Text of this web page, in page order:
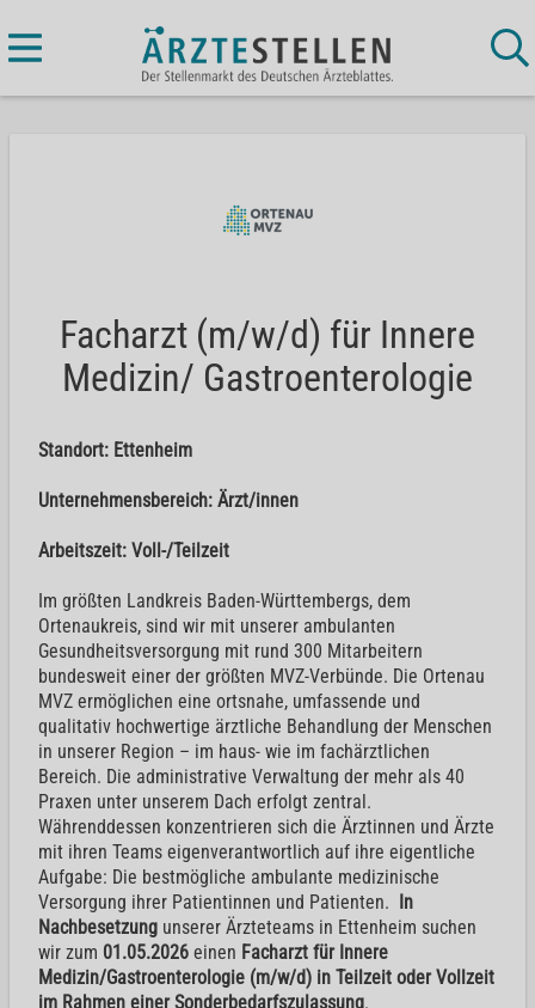
Facharzt (m/w/d) für Innere
Medizin/ Gastroenterologie
Standort: Ettenheim
Unternehmensbereich: Ärzt/innen
Arbeitszeit: Voll-/Teilzeit
Im größten Landkreis Baden-Württembergs, dem
Ortenaukreis, sind wir mit unserer ambulanten
Gesundheitsversorgung mit rund 300 Mitarbeitern
bundesweit einer der größten MVZ-Verbünde. Die Ortenau
MVZ ermöglichen eine ortsnahe, umfassende und
qualitativ hochwertige ärztliche Behandlung der Menschen
in unserer Region – im haus- wie im fachärztlichen
Bereich. Die administrative Verwaltung der mehr als 40
Praxen unter unserem Dach erfolgt zentral.
Währenddessen konzentrieren sich die Ärztinnen und Ärzte
mit ihren Teams eigenverantwortlich auf ihre eigentliche
Aufgabe: Die bestmögliche ambulante medizinische
Versorgung ihrer Patientinnen und Patienten. In
Nachbesetzung unserer Ärzteteams in Ettenheim suchen
wir zum 01.05.2026 einen Facharzt für Innere
Medizin/Gastroenterologie (m/w/d) in Teilzeit oder Vollzeit
im Rahmen einer Sonderbedarfszulassung.